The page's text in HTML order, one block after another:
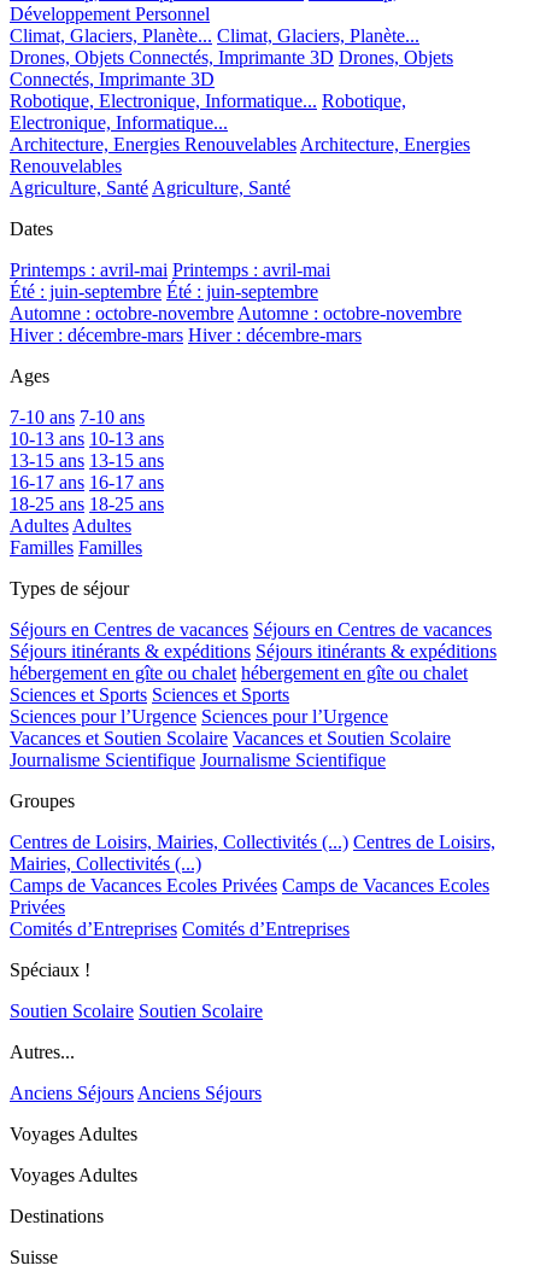
Développement Personnel
Climat, Glaciers, Planète... Climat, Glaciers, Planète...
Drones, Objets Connectés, Imprimante 3D Drones, Objets
Connectés, Imprimante 3D
Robotique, Electronique, Informatique... Robotique,
Electronique, Informatique...
Architecture, Energies Renouvelables Architecture, Energies
Renouvelables
Agriculture, Santé Agriculture, Santé
Dates
Printemps : avril-mai Printemps : avril-mai
Été : juin-septembre Été : juin-septembre
Automne : octobre-novembre Automne : octobre-novembre
Hiver : décembre-mars Hiver : décembre-mars
Ages
7-10 ans 7-10 ans
10-13 ans 10-13 ans
13-15 ans 13-15 ans
16-17 ans 16-17 ans
18-25 ans 18-25 ans
Adultes Adultes
Familles Familles
Types de séjour
Séjours en Centres de vacances Séjours en Centres de vacances
Séjours itinérants & expéditions Séjours itinérants & expéditions
hébergement en gîte ou chalet hébergement en gîte ou chalet
Sciences et Sports Sciences et Sports
Sciences pour l’Urgence Sciences pour l’Urgence
Vacances et Soutien Scolaire Vacances et Soutien Scolaire
Journalisme Scientifique Journalisme Scientifique
Groupes
Centres de Loisirs, Mairies, Collectivités (...) Centres de Loisirs,
Mairies, Collectivités (...)
Camps de Vacances Ecoles Privées Camps de Vacances Ecoles
Privées
Comités d’Entreprises Comités d’Entreprises
Spéciaux !
Soutien Scolaire Soutien Scolaire
Autres...
Anciens Séjours Anciens Séjours
Voyages Adultes
Voyages Adultes
Destinations
Suisse